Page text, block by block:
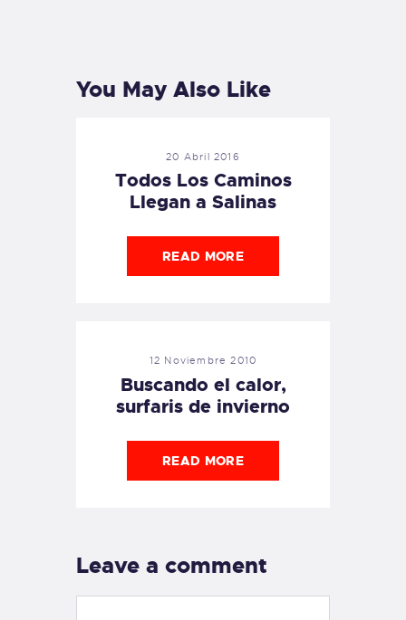
You May Also Like
20 Abril 2016
Todos Los Caminos
Llegan a Salinas
READ MORE
12 Noviembre 2010
Buscando el calor,
surfaris de invierno
READ MORE
Leave a comment